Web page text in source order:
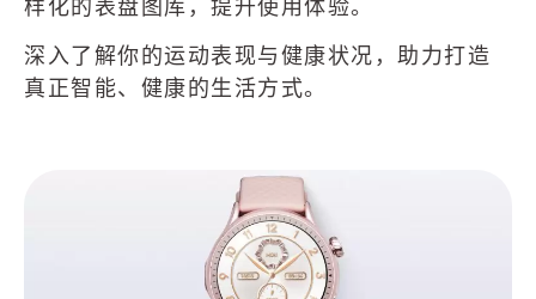
样化的表盘图库，提升使用体验。
深入了解你的运动表现与健康状况，助力打造
真正智能、健康的生活方式。